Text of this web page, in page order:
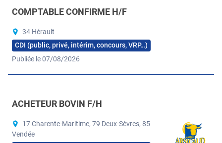
COMPTABLE CONFIRME H/F
34 Hérault
CDI (public, privé, intérim, concours, VRP…)
Publiée le 07/08/2026
ACHETEUR BOVIN F/H
17 Charente-Maritime, 79 Deux-Sèvres, 85
Vendée